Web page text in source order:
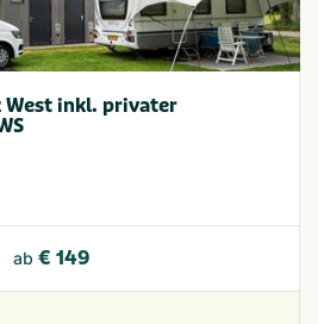
inkl. privater
ab € 149